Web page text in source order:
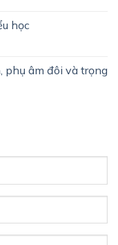
học
phụ âm đôi và trọng